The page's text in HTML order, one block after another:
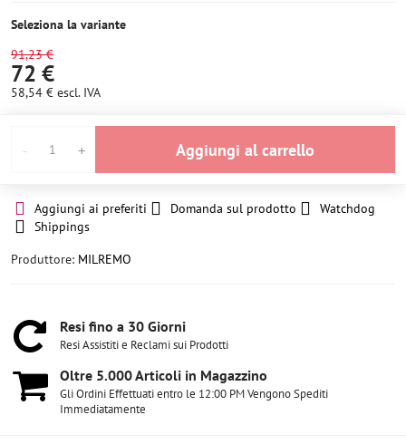
Seleziona la variante
91,23 €
72 €
58,54 € escl. IVA
Aggiungi al carrello
Aggiungi ai preferiti Domanda sul prodotto
Watchdog
Shippings
Produttore: MILREMO
Resi fino a 30 Giorni
Resi Assistiti e Reclami sui Prodotti
Oltre 5​.000 Articoli in Magazzino
Gli Ordini Effettuati entro le 12:00 PM Vengono Spediti
Immediatamente